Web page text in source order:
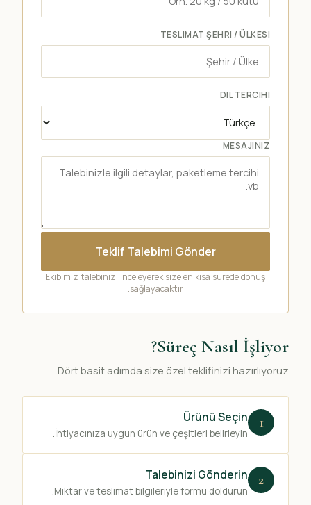
TESLIMAT ŞEHRI / ÜLKESI
DIL TERCIHI
MESAJINIZ
Teklif Talebimi Gönder
Ekibimiz talebinizi inceleyerek size en kısa sürede dönüş
sağlayacaktır.
Süreç Nasıl İşliyor?
Dört basit adımda size özel teklifinizi hazırlıyoruz.
1
Ürünü Seçin
İhtiyacınıza uygun ürün ve çeşitleri belirleyin.
2
Talebinizi Gönderin
Miktar ve teslimat bilgileriyle formu doldurun.